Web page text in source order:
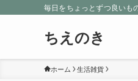
毎日をちょっとずつ良いも
ちえのき
ホーム 生活雑貨